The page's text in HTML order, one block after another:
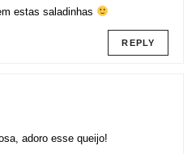
estas saladinhas
REPLY
adoro esse queijo!